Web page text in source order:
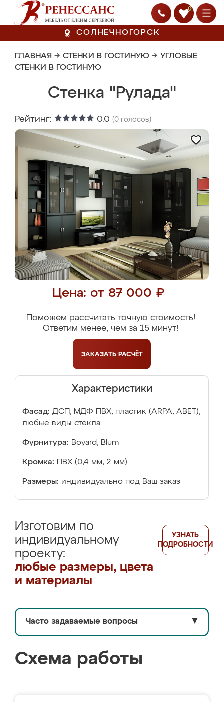
0
СОЛНЕЧНОГОРСК
ГЛАВНАЯ → СТЕНКИ В ГОСТИНУЮ → УГЛОВЫЕ
СТЕНКИ В ГОСТИНУЮ
Стенка "Рулада"
Рейтинг: 0.0 (0 голосов)
Цена: от 87 000 ₽
Поможем рассчитать точную стоимость!
Ответим менее, чем за 15 минут!
ЗАКАЗАТЬ РАСЧЁТ
Характеристики
Фасад: ДСП, МДФ ПВХ, пластик (ARPA, ABET),
любые виды стекла
Фурнитура: Boyard, Blum
Кромка: ПВХ (0,4 мм, 2 мм)
Размеры: индивидуально под Ваш заказ
Изготовим по
индивидуальному
проекту:
любые размеры, цвета
и материалы
УЗНАТЬ
ПОДРОБНОСТИ
Часто задаваемые вопросы ▼
Схема работы